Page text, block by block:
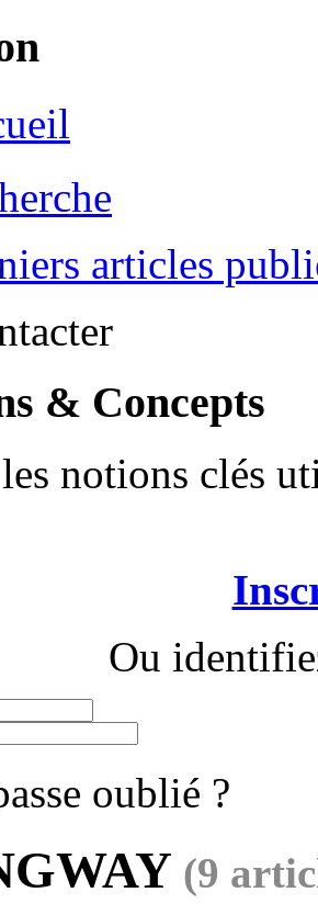
articles
& Concepts
notions clés
Ou
oublié ?
(9